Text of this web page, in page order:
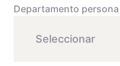
Departamento persona